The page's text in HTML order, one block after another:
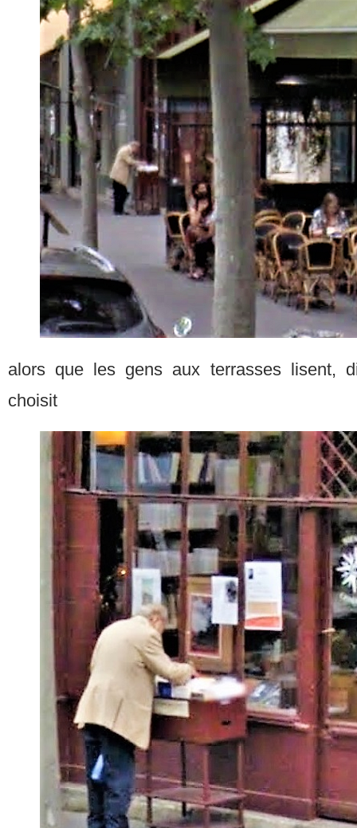
alors que les gens aux terrasses lisent,
choisit